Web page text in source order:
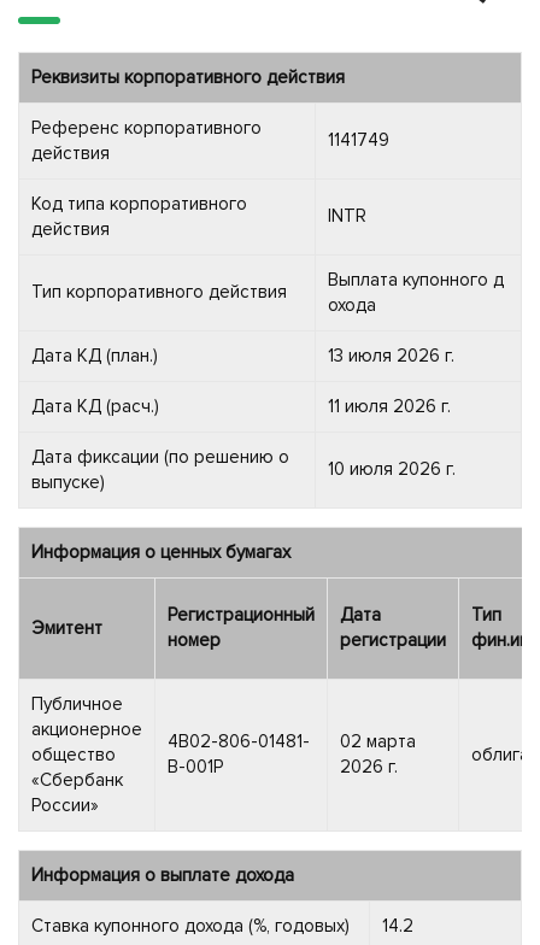
Реквизиты корпоративного действия
Референс корпоративного
действия
1141749
Код типа корпоративного
действия
INTR
Тип корпоративного действия
Выплата купонного д
охода
Дата КД (план.) 13 июля 2026 г.
Дата КД (расч.) 11 июля 2026 г.
Дата фиксации (по решению о
выпуске)
10 июля 2026 г.
Информация о ценных бумагах
Эмитент
Регистрационный
номер
Дата
регистрации
Тип
Публичное
акционерное
общество
«Сбербанк
России»
4B02-806-01481-
B-001P
02 марта
2026 г.
Информация о выплате дохода
Ставка купонного дохода (%, годовых) 14.2